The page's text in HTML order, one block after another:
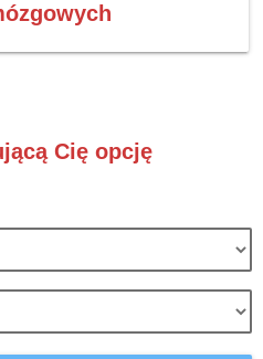
Cię opcję